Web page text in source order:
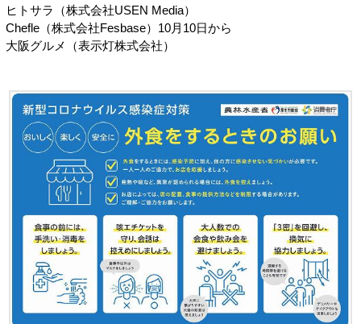
ヒトサラ（株式会社USEN Media）
Chefle（株式会社Fesbase）10月10日から
大阪グルメ（表示灯株式会社）